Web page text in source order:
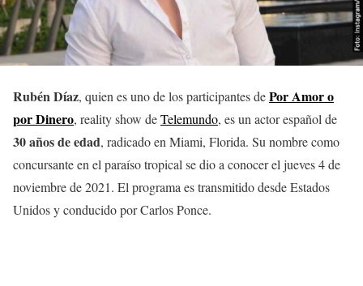
Rubén Díaz, quien es uno de los participantes dePor Amor o
por Dinero, reality show deTelemundo, es un actor español de
30 años de edad, radicado en Miami, Florida. Su nombre como
concursante en el paraíso tropical se dio a conocer el jueves 4 de
noviembre de 2021. El programa es transmitido desde Estados
Unidos y conducido por Carlos Ponce.